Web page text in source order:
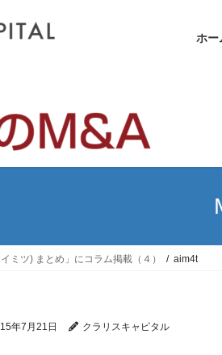
ホー
イミツ) まとめ」にコラム掲載（４） aim4t
年7月21日 クラリスキャピタル